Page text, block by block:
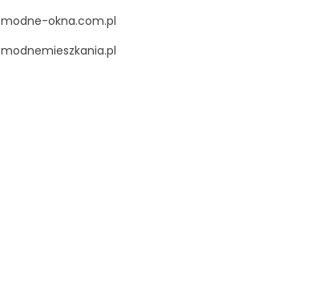
modne-okna.com.pl
modnemieszkania.pl